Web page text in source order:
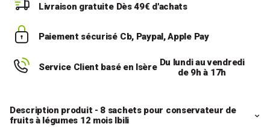
Livraison gratuite Dès 49€ d'achats
Paiement sécurisé Cb, Paypal, Apple Pay
Service Client basé en Isère Du lundi au vendredi
de 9h à 17h
Description produit - 8 sachets pour conservateur de
fruits à légumes 12 mois Ibili